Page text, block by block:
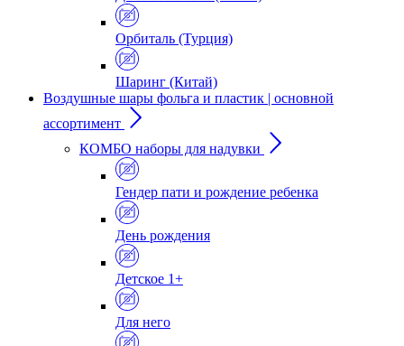
Орбиталь (Турция)
Шаринг (Китай)
Воздушные шары фольга и пластик | основной
ассортимент
КОМБО наборы для надувки
Гендер пати и рождение ребенка
День рождения
Детское 1+
Для него